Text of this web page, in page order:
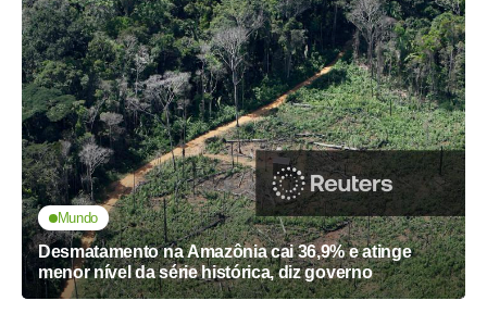
Mundo
Desmatamento na Amazônia cai 36,9% e atinge
menor nível da série histórica, diz governo